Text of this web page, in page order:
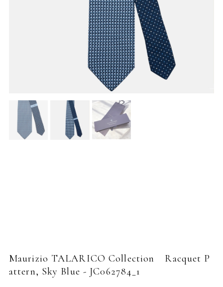
Maurizio TALARICO Collection Racquet P
attern, Sky Blue - JC062784_1